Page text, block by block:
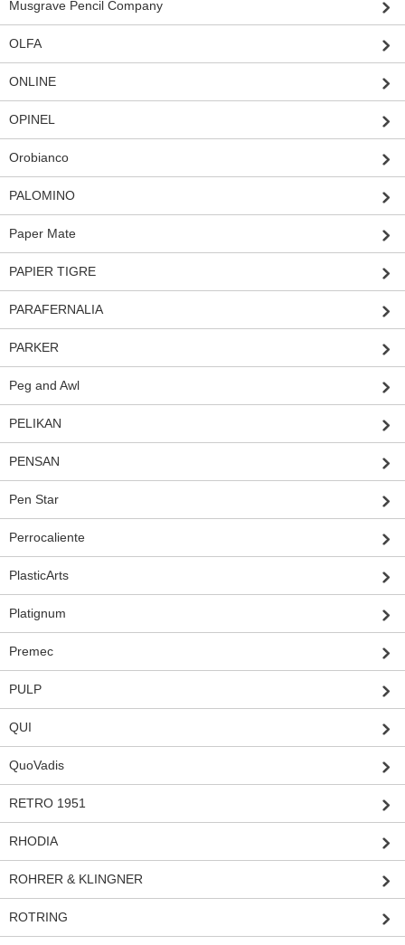
Musgrave Pencil Company
OLFA
ONLINE
OPINEL
Orobianco
PALOMINO
Paper Mate
PAPIER TIGRE
PARAFERNALIA
PARKER
Peg and Awl
PELIKAN
PENSAN
Pen Star
Perrocaliente
PlasticArts
Platignum
Premec
PULP
QUI
QuoVadis
RETRO 1951
RHODIA
ROHRER & KLINGNER
ROTRING